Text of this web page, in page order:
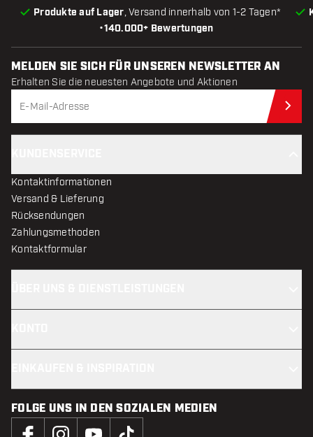
•140.000+ Bewertungen
Produkte auf Lager, Versand innerhalb von 1-2 Tagen*
MELDEN SIE SICH FÜR UNSEREN NEWSLETTER AN
Erhalten Sie die neuesten Angebote und Aktionen
Kontaktinformationen
Versand & Lieferung
Rücksendungen
Zahlungsmethoden
Kontaktformular
FOLGE UNS IN DEN SOZIALEN MEDIEN